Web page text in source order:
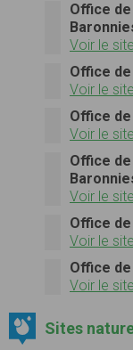
Office
Voir le site
Office
Voir le site
Office
Voir le site
Office
Voir le site
Office
Voir le site
Office
Voir le site
Sites